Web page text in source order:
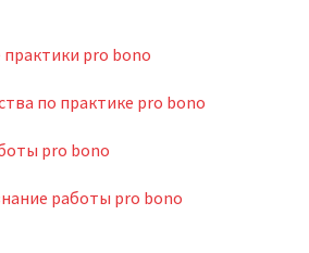
pro bono
по практике pro bono
pro bono
работы pro bono